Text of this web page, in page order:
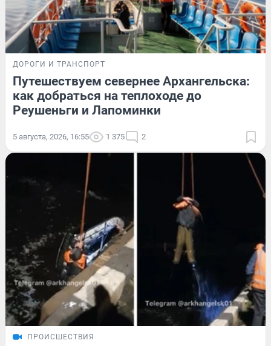
ДОРОГИ И ТРАНСПОРТ
Путешествуем севернее Архангельска:
как добраться на теплоходе до
Реушеньги и Лапоминки
5 августа, 2026, 16:55 1 375 2
ПРОИСШЕСТВИЯ